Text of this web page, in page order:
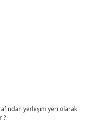
yerleşim yeri olarak
?